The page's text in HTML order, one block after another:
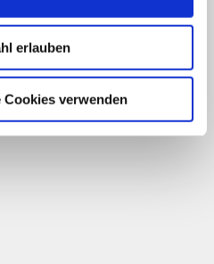
erlauben
verwenden